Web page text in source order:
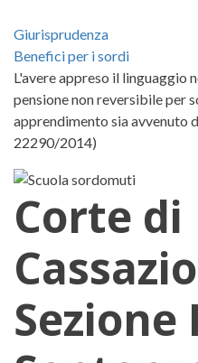
Giurisprudenza
Benefici per i sordi
L'avere appreso il linguaggio
pensione non reversibile per
apprendimento sia avvenuto
22290/2014)
Corte di
Sezione